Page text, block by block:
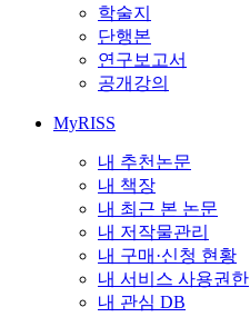
학술지
단행본
연구보고서
공개강의
MyRISS
내 추천논문
내 책장
내 최근 본 논문
내 저작물관리
내 구매·신청 현황
내 서비스 사용권한
내 관심 DB